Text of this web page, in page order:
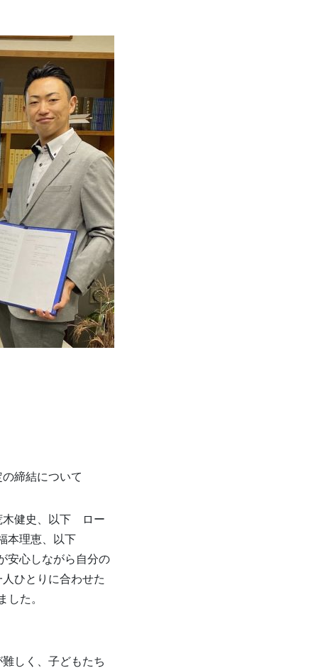
締結について
木健史、以下 ロー
本理恵、以下
安心しながら自分の
ひとりに合わせた
した。
しく、子どもたち